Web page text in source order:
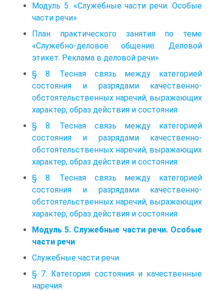
Модуль 5. «Служебные части речи. Особые
части речи»
План практического занятия по теме
«Служебно-деловое общение. Деловой
этикет. Реклама в деловой речи»
§ 8. Тесная связь между категорией
состояния и разрядами качественно-
обстоятельственных наречий, выражающих
характер, образ действия и состояния
§ 8. Тесная связь между категорией
состояния и разрядами качественно-
обстоятельственных наречий, выражающих
характер, образ действия и состояния
§ 8. Тесная связь между категорией
состояния и разрядами качественно-
обстоятельственных наречий, выражающих
характер, образ действия и состояния
Модуль 5. Служебные части речи. Особые
части речи
Служебные части речи
§ 7. Категория состояния и качественные
наречия